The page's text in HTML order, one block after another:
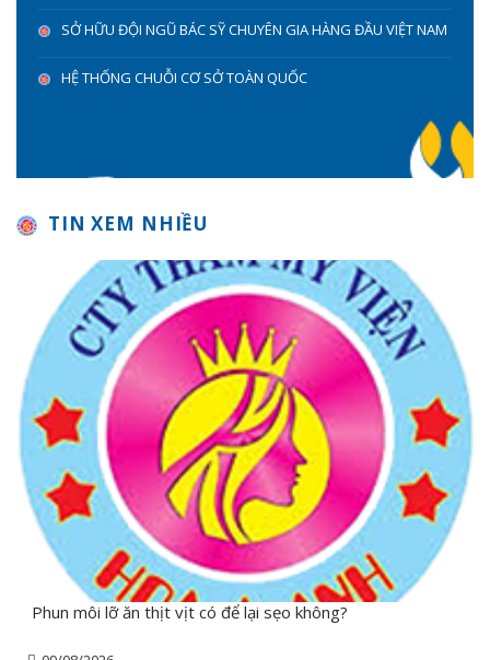
SỞ HỮU ĐỘI NGŨ BÁC SỸ CHUYÊN GIA HÀNG ĐẦU VIỆT NAM
HỆ THỐNG CHUỖI CƠ SỞ TOÀN QUỐC
TIN XEM NHIỀU
Phun môi lỡ ăn thịt vịt có để lại sẹo không?